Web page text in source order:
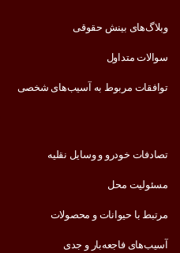
وبلاگ‌های بینش حقوقی
سوالات متداول
توافقات مربوط به آسیب‌های شخصی
تصادفات خودرو و وسایل نقلیه
مسئولیت محل
مرتبط با حیوانات و محصولات
آسیب‌های فاجعه‌بار و جدی